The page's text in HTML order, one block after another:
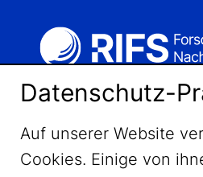
Datenschutz-
Auf unserer Website
Cookies. Einige von